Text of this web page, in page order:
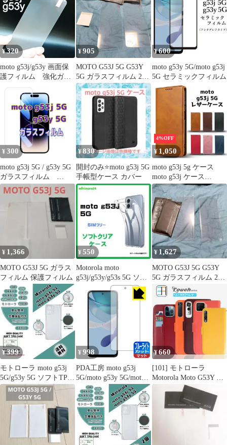
シンプル 全面 クリア
衝撃 吸収 指紋防止 薄
型 軽量 ストラップホー
¥320
moto g53j/g53y 画面保
護フィルム 強化ガラ
¥905
MOTO G53J 5G G53Y
5G ガラスフィルム 2枚
保護フィルム
¥600
moto g53y 5G/moto g53j
5G セラミックフィルム
¥ 300
moto g53j 5G / g53y 5G
ガラスフィルム
Motorola
¥830
開封のみ⭐️moto g53j 5G
手帳型ケース カバー
4%OFF
¥ 1,050
moto g53j 5g ケース
moto g53j ケース
motog53j5g ケース
motog53j ケース moto
g53j 5g 手帳型 カバー
おしゃれ moto g53j 手
帳型 カード 収納
motog53j 手帳型
motog53j5g
¥ 1,366
MOTO G53J 5G ガラス
フィルム 保護フィルム
¥ 550
Motorola moto
g53j/g53y/g53s 5G ソフ
¥ 1,627
MOTO G53J 5G G53Y
5G ガラスフィルム 2枚
保護フィルム
¥399
モトローラ moto g53j
5G/g53y 5G ソフトTPU
クリアケースa
¥ 998
PDA工房 moto g53j
5G/moto g53y 5G/moto
g53s 5G 対応 ブルーラ
イトカット[反射低減]
保護 フィルム 日本製
¥660
[101] モトローラ
Motorola Moto G53Y ケ
ース 手帳型 スマホケー
ス MOTO G13 カバー
スマホ 手帳 スマホケー
ス手帳型 g53j 5G G32
E32S G31 Edge 40 20